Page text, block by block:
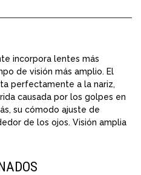
incorpora lentes más
de visión más amplio. El
perfectamente a la nariz,
causada por los golpes en
su cómodo ajuste de
de los ojos. Visión amplia